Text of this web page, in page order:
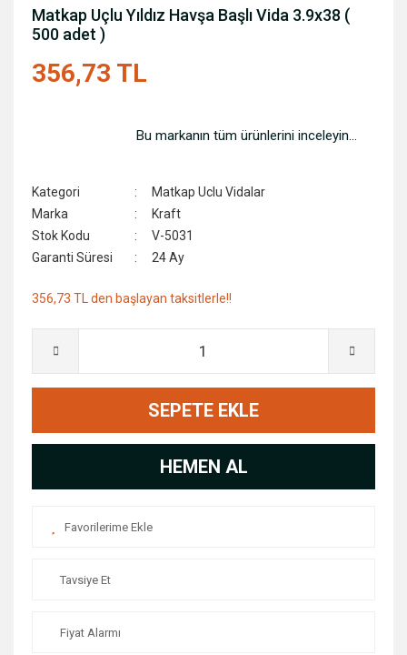
Matkap Uçlu Yıldız Havşa Başlı Vida 3.9x38 (
500 adet )
356,73 TL
Bu markanın tüm ürünlerini inceleyin...
Kategori
Matkap Uclu Vidalar
Marka
Kraft
Stok Kodu
V-5031
Garanti Süresi
24 Ay
356,73 TL den başlayan taksitlerle!!
SEPETE EKLE
HEMEN AL
Tavsiye Et
Fiyat Alarmı